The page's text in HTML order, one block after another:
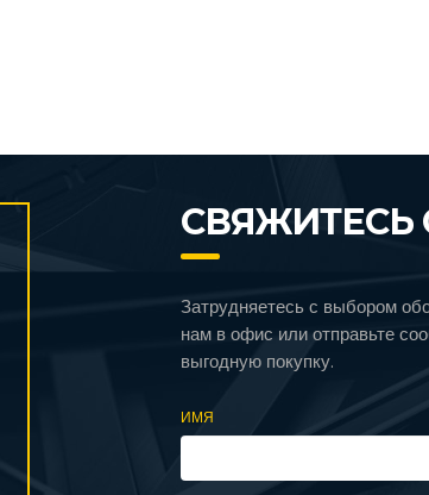
СВЯЖИТЕСЬ
Затрудняетесь с выбором
нам в офис или отправьте
выгодную покупку.
ИМЯ